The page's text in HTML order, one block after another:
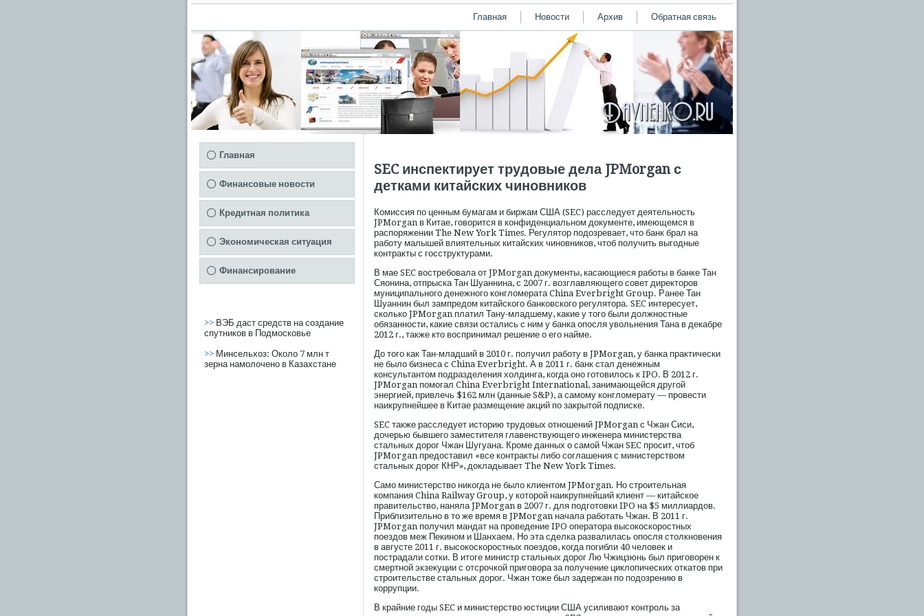
Главная Новости Архив Обратная связь
Главная
Финансовые новости
Кредитная политика
Экономическая ситуация
Финансирование
>> ВЭБ даст средств на создание
спутников в Подмосковье
>> Минсельхоз: Около 7 млн т
зерна намолочено в Казахстане
SEC инспектирует трудовые дела JPMorgan с
детками китайских чиновников
Комиссия по ценным бумагам и биржам США (SEC) расследует деятельность
JPMorgan в Китае, говорится в конфиденциальном документе, имеющемся в
распоряжении The New York Times. Регулятор подозревает, что банк брал на
работу малышей влиятельных китайских чиновников, чтоб получить выгодные
контракты с госструктурами.
В мае SEC востребовала от JPMorgan документы, касающиеся работы в банке Тан
Сяонина, отпрыска Тан Шуаннина, с 2007 г. возглавляющего совет директоров
муниципального денежного конгломерата China Everbright Group. Ранее Тан
Шуаннин был зампредом китайского банковского регулятора. SEC интересует,
сколько JPMorgan платил Тану-младшему, какие у того были должностные
обязанности, какие связи остались с ним у банка опосля увольнения Тана в декабре
2012 г., также кто воспринимал решение о его найме.
До того как Тан-младший в 2010 г. получил работу в JPMorgan, у банка практически
не было бизнеса с China Everbright. А в 2011 г. банк стал денежным
консультантом подразделения холдинга, когда оно готовилось к IPO. В 2012 г.
JPMorgan помогал China Everbright International, занимающейся другой
энергией, привлечь $162 млн (данные S&P), а самому конгломерату — провести
наикрупнейшее в Китае размещение акций по закрытой подписке.
SEC также расследует историю трудовых отношений JPMorgan с Чжан Сиси,
дочерью бывшего заместителя главенствующего инженера министерства
стальных дорог Чжан Шугуана. Кроме данных о самой Чжан SEC просит, чтоб
JPMorgan предоставил «все контракты либо соглашения с министерством
стальных дорог КНР», докладывает The New York Times.
Само министерство никогда не было клиентом JPMorgan. Но строительная
компания China Railway Group, у которой наикрупнейший клиент — китайское
правительство, наняла JPMorgan в 2007 г. для подготовки IPO на $5 миллиардов.
Приблизительно в то же время в JPMorgan начала работать Чжан. В 2011 г.
JPMorgan получил мандат на проведение IPO оператора высокоскоростных
поездов меж Пекином и Шанхаем. Но эта сделка развалилась опосля столкновения
в августе 2011 г. высокоскоростных поездов, когда погибли 40 человек и
пострадали сотки. В итоге министр стальных дорог Лю Чжицзюнь был приговорен к
смертной экзекуции с отсрочкой приговора за получение циклопических откатов при
строительстве стальных дорог. Чжан тоже был задержан по подозрению в
коррупции.
В крайние годы SEC и министерство юстиции США усиливают контроль за